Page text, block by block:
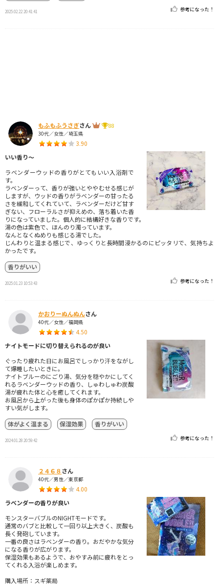
2025.02.22 20:41:41 参考になった！
もふもふうさぎさん
88
30代／女性／埼玉県
3.90
いい香り〜
ラベンダーウッドの香りがとてもいい入浴剤で
す。
ラベンダーって、香りが強いとややむせる感じが
しますが、ウッドの香りがラベンダーの甘ったる
さを緩和してくれていて、ラベンダーだけど甘す
ぎない、フローラルさが抑えめの、落ち着いた香
りになっていました。個人的に結構好きな香りです。
湯の色は紫色で、ほんのり濁っています。
なんとなくぬめりも感じる湯でした。
じんわりと温まる感じで、ゆっくりと長時間浸かるのにピッタリで、気持ちよ
かったです。
香りがいい
2025.01.23 10:53:43 参考になった！
かおりーぬんぬんさん
40代／女性／福岡県
4.50
ナイトモードに切り替えられるのが良い
ぐったり疲れた日にお風呂でしっかり汗をながし
て爆睡したいときに。
ナイトブルーのにごり湯、気分を穏やかにしてく
れるラベンダーウッドの香り、しゅわしゅわ炭酸
湯が疲れた体と心を癒してくれます。
お風呂から上がった後も身体のぽかぽか持続しや
すい気がします。
体がよく温まる
保湿効果 香りがいい
2024.01.28 20:59:42 参考になった！
２４６８さん
40代／男性／東京都
4.00
ラベンダーの香りが良い
モンスターバブルのNIGHTモードです。
通常のバブと比較して一回り以上大きく、炭酸も
長く発砲しています。
一番の良さはラベンダーの香り。おだやかな気分
になる香りが広がります。
保湿効果もあるようで、おやすみ前に疲れをとっ
てくれる入浴が楽しめます。
購入場所：スギ薬局